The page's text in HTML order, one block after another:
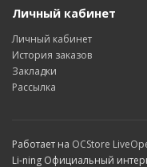
Личный кабинет
Личный кабинет
История заказов
Закладки
Рассылка
Работает на OCStore
Li-ning Официальный